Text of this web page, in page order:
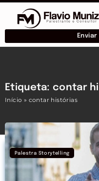
Etiqueta: contar
Início » contar histórias
Palestra Storytelling